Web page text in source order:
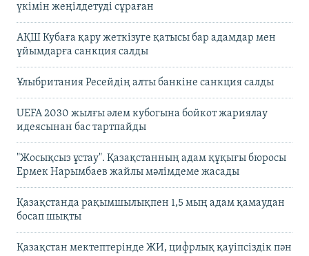
үкімін жеңілдетуді сұраған
АҚШ Кубаға қару жеткізуге қатысы бар адамдар мен
ұйымдарға санкция салды
Ұлыбритания Ресейдің алты банкіне санкция салды
UEFA 2030 жылғы әлем кубогына бойкот жариялау
идеясынан бас тартпайды
"Жосықсыз ұстау". Қазақстанның адам құқығы бюросы
Ермек Нарымбаев жайлы мәлімдеме жасады
Қазақстанда рақымшылықпен 1,5 мың адам қамаудан
босап шықты
Қазақстан мектептерінде ЖИ, цифрлық қауіпсіздік пән